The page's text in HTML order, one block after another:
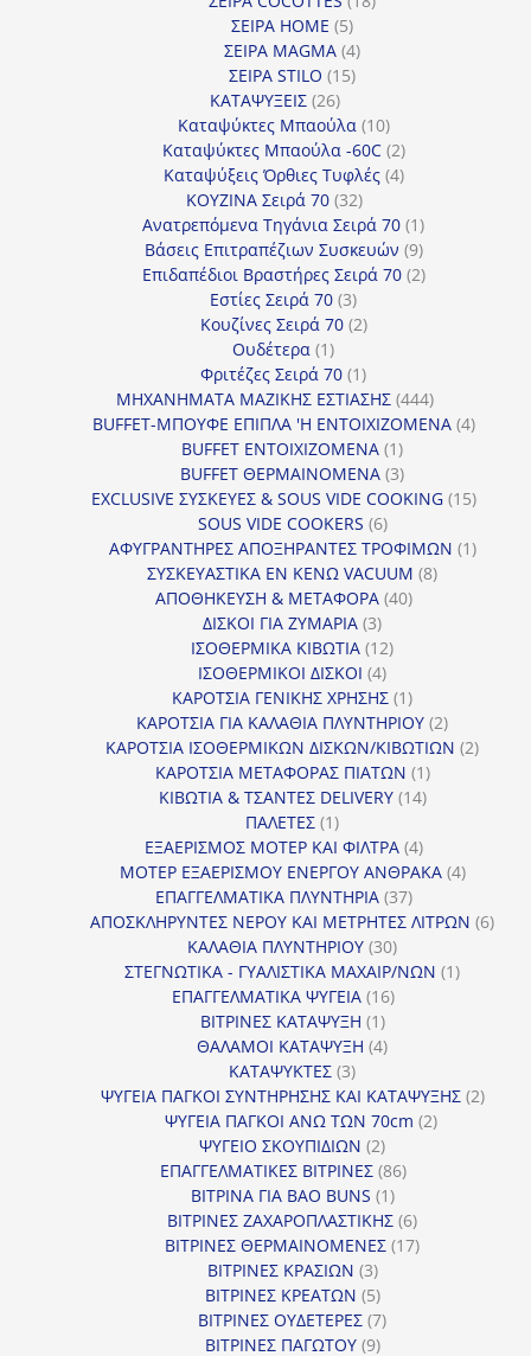
ΣΕΙΡΑ HOME 55
προϊόντα
ΣΕΙΡΑ MAGMA 44
προϊόντα
ΣΕΙΡΑ STILO 1515
ΚΑΤΑΨΥΞΕΙΣ 2626
προϊόντα
Καταψύκτες Μπαούλα 1010
προϊόντα
Καταψύκτες Μπαούλα -60C 22
προϊόντα
Καταψύξεις Όρθιες Τυφλές 44
ΚΟΥΖΙΝΑ Σειρά 70 3232
προϊόντα
Ανατρεπόμενα Τηγάνια Σειρά 70 11
προϊόν
Βάσεις Επιτραπέζιων Συσκευών 99
προϊόντα
Επιδαπέδιοι Βραστήρες Σειρά 70 22
Εστίες Σειρά 70 33
προϊόντα
Κουζίνες Σειρά 70 22
Ουδέτερα 11
προϊόν
Φριτέζες Σειρά 70 11
προϊόν
ΜΗΧΑΝΗΜΑΤΑ ΜΑΖΙΚΗΣ ΕΣΤΙΑΣΗΣ 444444
προϊόντα
BUFFET-ΜΠΟΥΦΕ ΕΠΙΠΛΑ 'Η ΕΝΤΟΙΧΙΖΟΜΕΝΑ 44
BUFFET ΕΝΤΟΙΧΙΖΟΜΕΝΑ 11
προϊόν
BUFFET ΘΕΡΜΑΙΝΟΜΕΝΑ 33
προϊόντα
EXCLUSIVE ΣΥΣΚΕΥΕΣ & SOUS VIDE COOKING 1515
SOUS VIDE COOKERS 66
προϊόντα
ΑΦΥΓΡΑΝΤΗΡΕΣ ΑΠΟΞΗΡΑΝΤΕΣ ΤΡΟΦΙΜΩΝ 11
ΣΥΣΚΕΥΑΣΤΙΚΑ ΕΝ ΚΕΝΩ VACUUM 88
ΑΠΟΘΗΚΕΥΣΗ & ΜΕΤΑΦΟΡΑ 4040
ΔΙΣΚΟΙ ΓΙΑ ΖΥΜΑΡΙΑ 33
προϊόντα
ΙΣΟΘΕΡΜΙΚΑ ΚΙΒΩΤΙΑ 1212
ΙΣΟΘΕΡΜΙΚΟΙ ΔΙΣΚΟΙ 44
προϊόντα
ΚΑΡΟΤΣΙΑ ΓΕΝΙΚΗΣ ΧΡΗΣΗΣ 11
προϊόν
ΚΑΡΟΤΣΙΑ ΓΙΑ ΚΑΛΑΘΙΑ ΠΛΥΝΤΗΡΙΟΥ 22
προϊόντα
ΚΑΡΟΤΣΙΑ ΙΣΟΘΕΡΜΙΚΩΝ ΔΙΣΚΩΝ/ΚΙΒΩΤΙΩΝ 22
ΚΑΡΟΤΣΙΑ ΜΕΤΑΦΟΡΑΣ ΠΙΑΤΩΝ 11
προϊόν
ΚΙΒΩΤΙΑ & ΤΣΑΝΤΕΣ DELIVERY 1414
ΠΑΛΕΤΕΣ 11
προϊόν
ΕΞΑΕΡΙΣΜΟΣ ΜΟΤΕΡ ΚΑΙ ΦΙΛΤΡΑ 44
προϊόντα
ΜΟΤΕΡ ΕΞΑΕΡΙΣΜΟΥ ΕΝΕΡΓΟΥ ΑΝΘΡΑΚΑ 44
ΕΠΑΓΓΕΛΜΑΤΙΚΑ ΠΛΥΝΤΗΡΙΑ 3737
προϊόντα
ΑΠΟΣΚΛΗΡΥΝΤΕΣ ΝΕΡΟΥ ΚΑΙ ΜΕΤΡΗΤΕΣ ΛΙΤΡΩΝ 66
ΚΑΛΑΘΙΑ ΠΛΥΝΤΗΡΙΟΥ 3030
προϊόντα
ΣΤΕΓΝΩΤΙΚΑ - ΓΥΑΛΙΣΤΙΚΑ ΜΑΧΑΙΡ/ΝΩΝ 11
ΕΠΑΓΓΕΛΜΑΤΙΚΑ ΨΥΓΕΙΑ 1616
ΒΙΤΡΙΝΕΣ ΚΑΤΑΨΥΞΗ 11
προϊόν
ΘΑΛΑΜΟΙ ΚΑΤΑΨΥΞΗ 44
ΚΑΤΑΨΥΚΤΕΣ 33
προϊόντα
ΨΥΓΕΙΑ ΠΑΓΚΟΙ ΣΥΝΤΗΡΗΣΗΣ ΚΑΙ ΚΑΤΑΨΥΞΗΣ 22
ΨΥΓΕΙΑ ΠΑΓΚΟΙ ΑΝΩ ΤΩΝ 70cm 22
ΨΥΓΕΙΟ ΣΚΟΥΠΙΔΙΩΝ 22
προϊόντα
ΕΠΑΓΓΕΛΜΑΤΙΚΕΣ ΒΙΤΡΙΝΕΣ 8686
ΒΙΤΡΙΝΑ ΓΙΑ BAO BUNS 11
προϊόν
ΒΙΤΡΙΝΕΣ ΖΑΧΑΡΟΠΛΑΣΤΙΚΗΣ 66
προϊόντα
ΒΙΤΡΙΝΕΣ ΘΕΡΜΑΙΝΟΜΕΝΕΣ 1717
ΒΙΤΡΙΝΕΣ ΚΡΑΣΙΩΝ 33
προϊόντα
ΒΙΤΡΙΝΕΣ ΚΡΕΑΤΩΝ 55
προϊόντα
ΒΙΤΡΙΝΕΣ ΟΥΔΕΤΕΡΕΣ 77
ΒΙΤΡΙΝΕΣ ΠΑΓΩΤΟΥ 99